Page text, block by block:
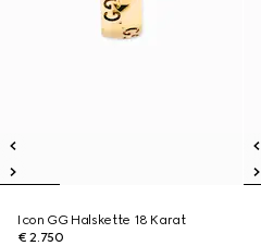
Icon GG Halskette 18 Karat
€ 2.750